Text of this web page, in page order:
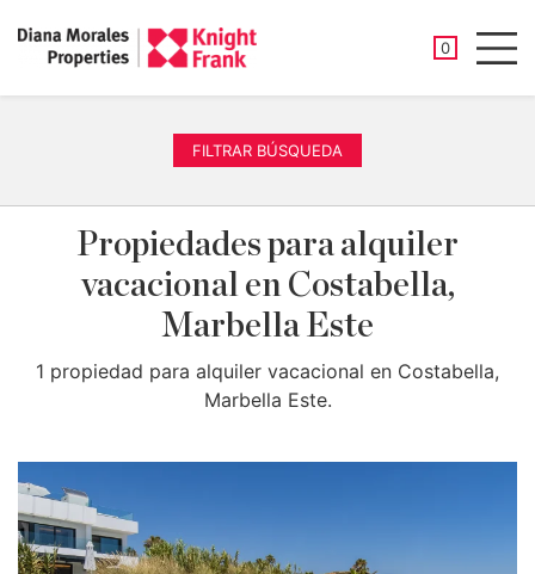
0
FILTRAR BÚSQUEDA
Propiedades para alquiler
vacacional en Costabella,
Marbella Este
1 propiedad para alquiler vacacional en Costabella,
Marbella Este.